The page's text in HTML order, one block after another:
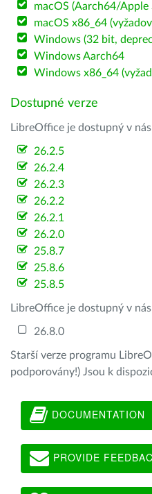
macOS (Aarch64/Apple
macOS x86_64
Windows (32 bit,
Windows Aarch64
Windows x86_64
Dostupné verze
LibreOffice je dostupný v
26.2.5
26.2.4
26.2.3
26.2.2
26.2.1
26.2.0
25.8.7
25.8.6
25.8.5
LibreOffice je dostupný v
26.8.0
Starší verze programu
podporovány!) Jsou k
DOCUMENTATION
PROVIDE